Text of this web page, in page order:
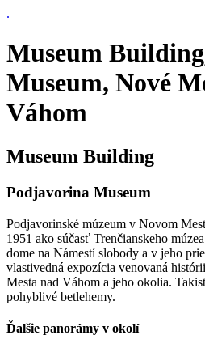
.
Museum
Museum, Nové
Váhom
Museum Building
Podjavorina Museum
Podjavorinské múzeum v Novom
1951 ako súčasť Trenčianskeho
dome na Námestí slobody a v jeho
vlastivedná expozícia venovaná
Mesta nad Váhom a jeho okolia.
pohyblivé betlehemy.
Ďalšie panorámy v okolí